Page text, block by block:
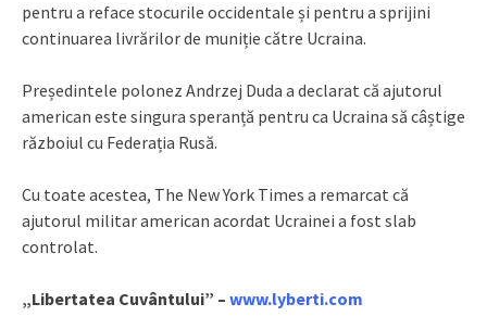
pentru a reface stocurile occidentale și pentru a sprijini
continuarea livrărilor de muniție către Ucraina.
Președintele polonez Andrzej Duda a declarat că ajutorul
american este singura speranță pentru ca Ucraina să câștige
războiul cu Federația Rusă.
Cu toate acestea, The New York Times a remarcat că
ajutorul militar american acordat Ucrainei a fost slab
controlat.
„Libertatea Cuvântului” – www.lyberti.com